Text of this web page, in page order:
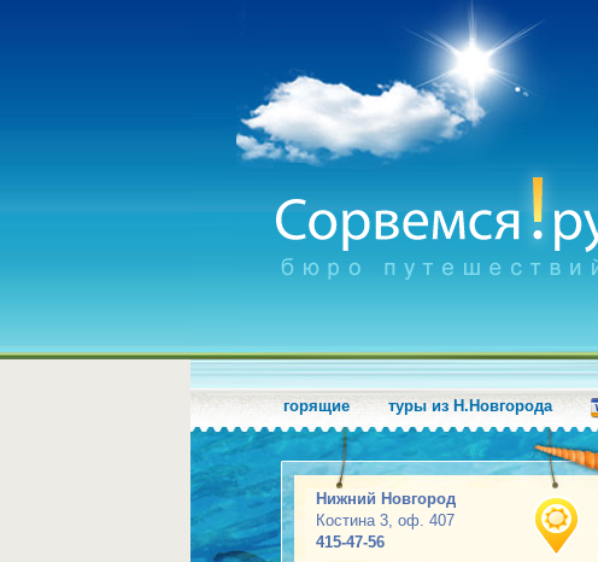
горящие туры из Н.Новгорода
Нижний Новгород
Костина 3, оф. 407
415-47-56